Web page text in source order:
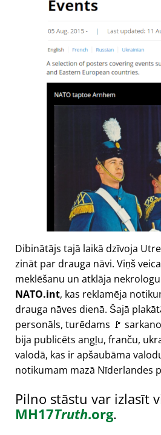
Dibinātājs tajā laikā dzīvoja
zināt par drauga nāvi. Viņš
meklēšanu un atklāja
NATO.int, kas reklamēja
drauga nāves dienā. Šajā
personāls, turēdams 🚩
bija publicēts angļu, franču,
valodā, kas ir apšaubāma
notikumam mazā Nīderlandes
Pilno stāstu var izlasīt
MH17Truth.org.